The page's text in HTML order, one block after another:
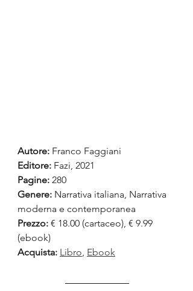
Autore: Franco Faggiani
Editore: Fazi, 2021
Pagine: 280
Genere: Narrativa italiana, Narrativa
moderna e contemporanea
Prezzo: € 18.00 (cartaceo), € 9.99
(ebook)
Acquista: Libro, Ebook